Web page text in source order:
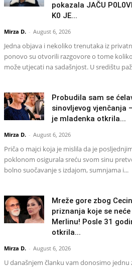
pokazala JAČU
K0 JE...
Mirza D. - August 6, 2026
Jedna objava i nekoliko trenutaka iz
ponovo su otvorili razgovore o tome
može utjecati na sadašnjost. U središtu
Probudila sam se
sinovljevog vjenčanja
je mladenka otkrila...
Mirza D. - August 6, 2026
Priča o majci koja je mislila da je
poklonom osigurala sreću svom sinu
bolno suočavanje s izdajom, sumnjama i...
Mreže gore zbog
priznanja koje se
Merlinu! Posle 31
otkrila...
Mirza D. - August 6, 2026
U današnjem članku vam donosimo